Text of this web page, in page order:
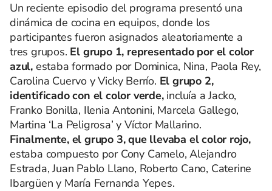
Un reciente episodio del programa presentó una
dinámica de cocina en equipos, donde los
participantes fueron asignados aleatoriamente a
tres grupos. El grupo 1, representado por el color
azul, estaba formado por Dominica, Nina, Paola Rey,
Carolina Cuervo y Vicky Berrío. El grupo 2,
identificado con el color verde, incluía a Jacko,
Franko Bonilla, Ilenia Antonini, Marcela Gallego,
Martina ‘La Peligrosa’ y Víctor Mallarino.
Finalmente, el grupo 3, que llevaba el color rojo,
estaba compuesto por Cony Camelo, Alejandro
Estrada, Juan Pablo Llano, Roberto Cano, Caterine
Ibargüen y María Fernanda Yepes.